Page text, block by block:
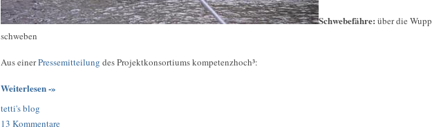
Schwebefähre: über die
schweben
Aus einerPressemitteilung des Projektkonsortiums kompetenzhoch³:
Weiterlesen -»
tetti's blog
13 Kommentare